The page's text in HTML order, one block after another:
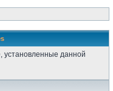
установленные данной